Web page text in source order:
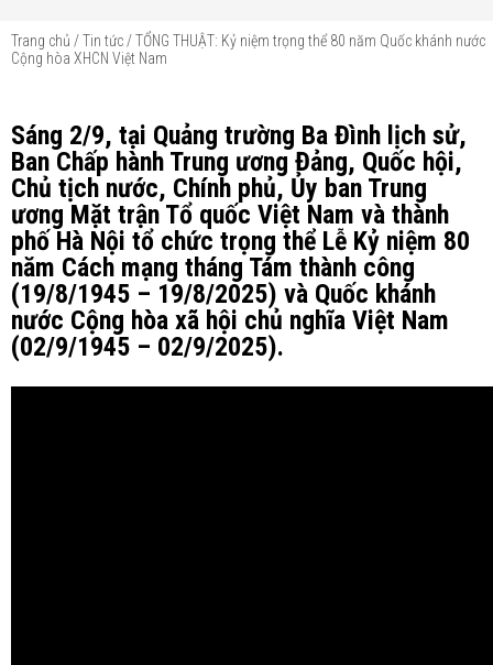
Trang chủ /Tin tức /TỔNG THUẬT: Kỷ niệm trọng thể 80 năm Quốc khánh nước
Cộng hòa XHCN Việt Nam
Sáng 2/9, tại Quảng trường Ba Đình lịch sử,
Ban Chấp hành Trung ương Đảng, Quốc hội,
Chủ tịch nước, Chính phủ, Ủy ban Trung
ương Mặt trận Tổ quốc Việt Nam và thành
phố Hà Nội tổ chức trọng thể Lễ Kỷ niệm 80
năm Cách mạng tháng Tám thành công
(19/8/1945 – 19/8/2025) và Quốc khánh
nước Cộng hòa xã hội chủ nghĩa Việt Nam
(02/9/1945 – 02/9/2025).